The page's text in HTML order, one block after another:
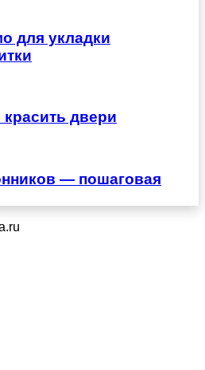
для укладки
двери
— пошаговая